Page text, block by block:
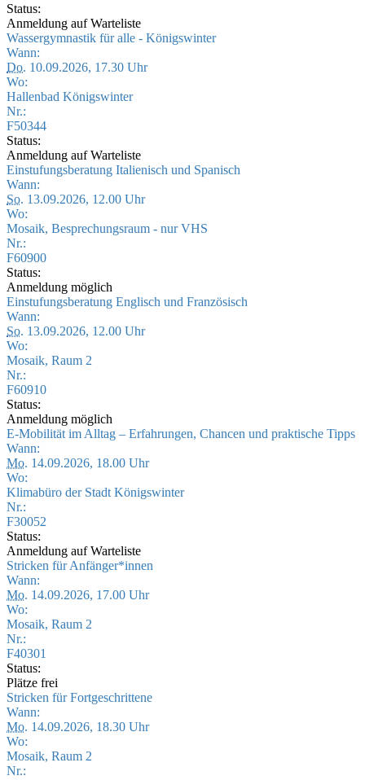
Status:
Anmeldung auf Warteliste
Wassergymnastik für alle - Königswinter
Wann:
Do. 10.09.2026, 17.30 Uhr
Wo:
Hallenbad Königswinter
Nr.:
F50344
Status:
Anmeldung auf Warteliste
Einstufungsberatung Italienisch und Spanisch
Wann:
So. 13.09.2026, 12.00 Uhr
Wo:
Mosaik, Besprechungsraum - nur VHS
Nr.:
F60900
Status:
Anmeldung möglich
Einstufungsberatung Englisch und Französisch
Wann:
So. 13.09.2026, 12.00 Uhr
Wo:
Mosaik, Raum 2
Nr.:
F60910
Status:
Anmeldung möglich
E-Mobilität im Alltag – Erfahrungen, Chancen und praktische Tipps
Wann:
Mo. 14.09.2026, 18.00 Uhr
Wo:
Klimabüro der Stadt Königswinter
Nr.:
F30052
Status:
Anmeldung auf Warteliste
Stricken für Anfänger*innen
Wann:
Mo. 14.09.2026, 17.00 Uhr
Wo:
Mosaik, Raum 2
Nr.:
F40301
Status:
Plätze frei
Stricken für Fortgeschrittene
Wann:
Mo. 14.09.2026, 18.30 Uhr
Wo:
Mosaik, Raum 2
Nr.: